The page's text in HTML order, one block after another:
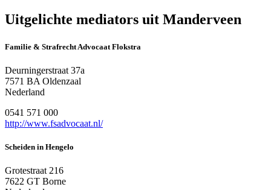
Uitgelichte mediators uit Manderveen
Familie & Strafrecht Advocaat Flokstra
Deurningerstraat 37a
7571 BA Oldenzaal
Nederland
0541 571 000
http://www.fsadvocaat.nl/
Scheiden in Hengelo
Grotestraat 216
7622 GT Borne